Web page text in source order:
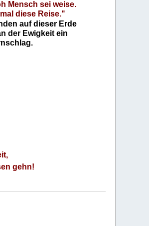
Mensch sei weise.
diese Reise."
auf dieser Erde
der Ewigkeit ein
gehn!